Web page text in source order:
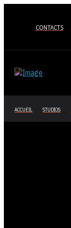
CONTACTS
ACCUEIL STUDIOS